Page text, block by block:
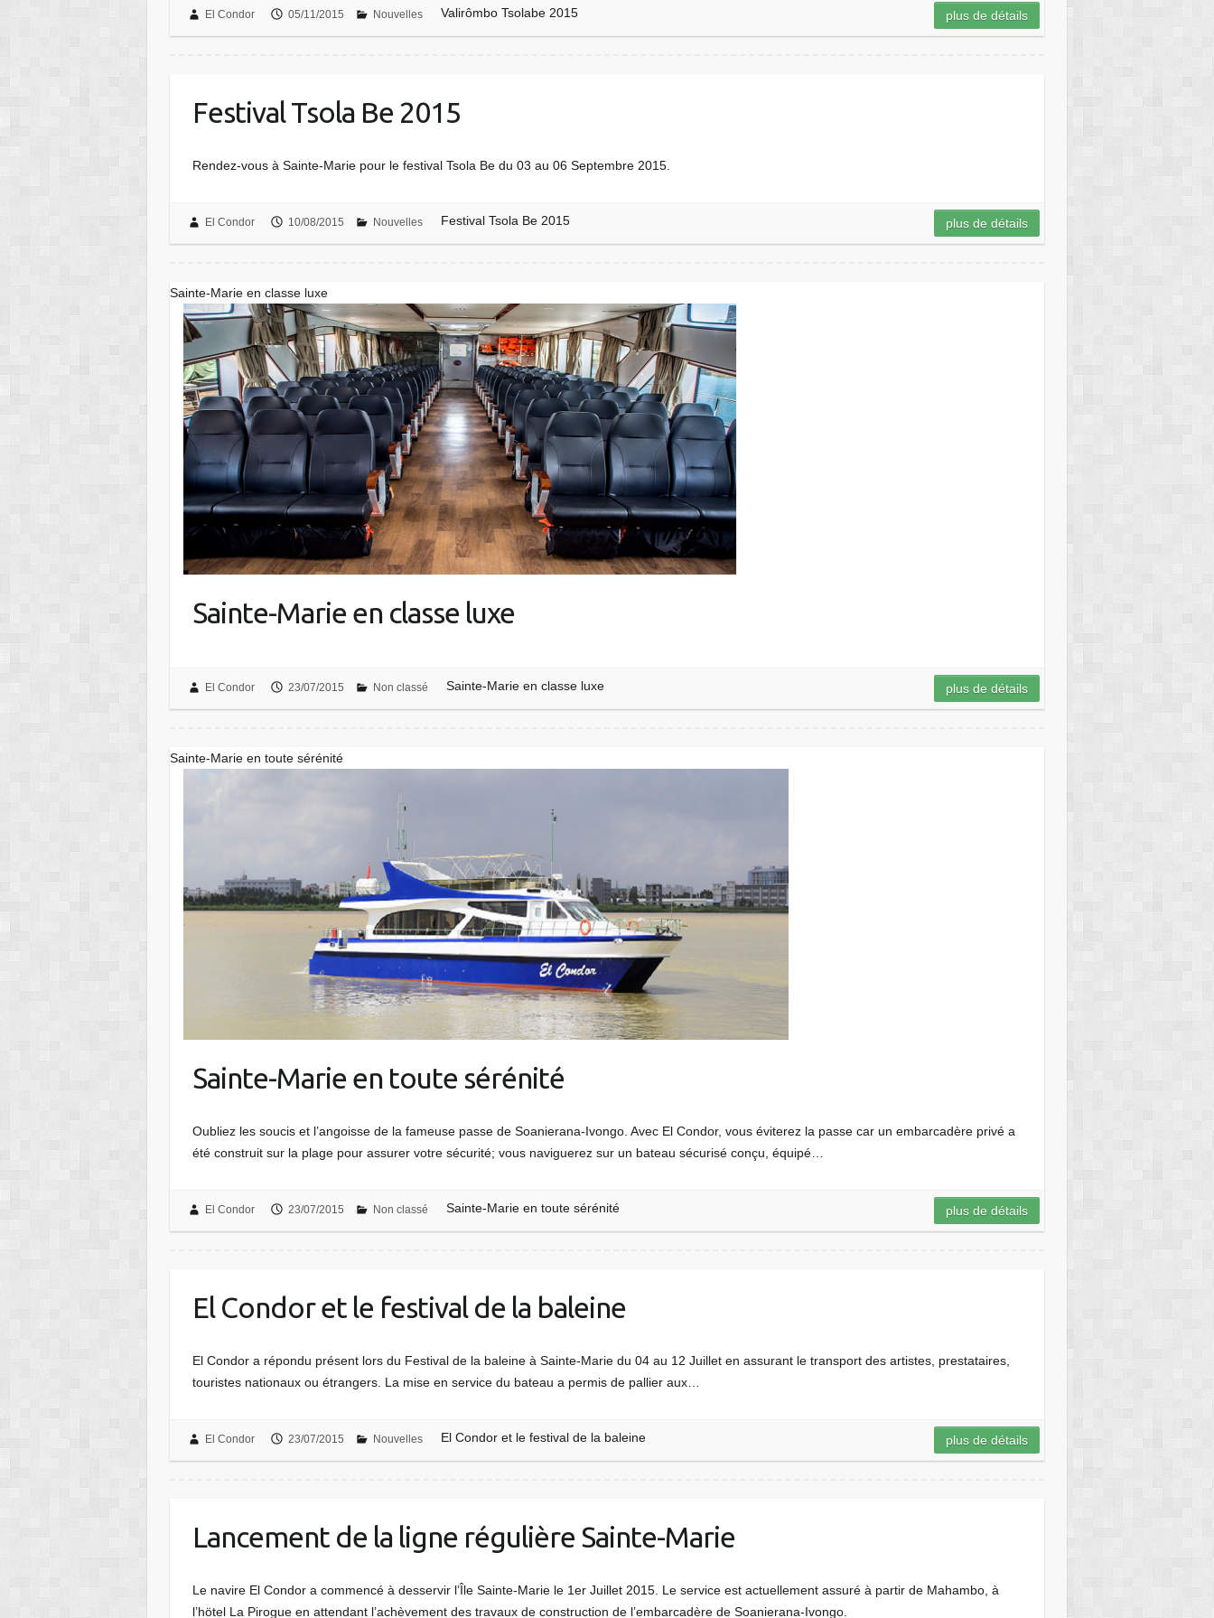
El Condor 05/11/2015 Nouvelles Valirômbo Tsolabe 2015 plus de détails
Festival Tsola Be 2015
Rendez-vous à Sainte-Marie pour le festival Tsola Be du 03 au 06 Septembre 2015.
El Condor 10/08/2015 Nouvelles Festival Tsola Be 2015 plus de détails
Sainte-Marie en classe luxe
Sainte-Marie en classe luxe
El Condor 23/07/2015 Non classé Sainte-Marie en classe luxe plus de détails
Sainte-Marie en toute sérénité
Sainte-Marie en toute sérénité
Oubliez les soucis et l’angoisse de la fameuse passe de Soanierana-Ivongo. Avec El Condor, vous éviterez la passe car un embarcadère privé a
été construit sur la plage pour assurer votre sécurité; vous naviguerez sur un bateau sécurisé conçu, équipé…
El Condor 23/07/2015 Non classé Sainte-Marie en toute sérénité plus de détails
El Condor et le festival de la baleine
El Condor a répondu présent lors du Festival de la baleine à Sainte-Marie du 04 au 12 Juillet en assurant le transport des artistes, prestataires,
touristes nationaux ou étrangers. La mise en service du bateau a permis de pallier aux…
El Condor 23/07/2015 Nouvelles El Condor et le festival de la baleine plus de détails
Lancement de la ligne régulière Sainte-Marie
Le navire El Condor a commencé à desservir l’Île Sainte-Marie le 1er Juillet 2015. Le service est actuellement assuré à partir de Mahambo, à
l’hötel La Pirogue en attendant l’achèvement des travaux de construction de l’embarcadère de Soanierana-Ivongo.